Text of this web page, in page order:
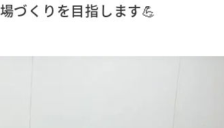
づくりを目指します💪